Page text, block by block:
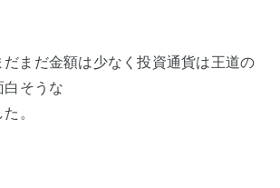
まだ金額は少なく投資通貨は王道の
白そうな
。